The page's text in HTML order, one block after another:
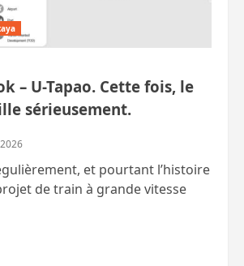
– U-Tapao. Cette fois, le
sérieusement.
et pourtant l’histoire
de train à grande vitesse